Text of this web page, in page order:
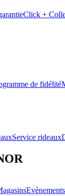
Click +
de fidélité
Service rideaux
Evènements